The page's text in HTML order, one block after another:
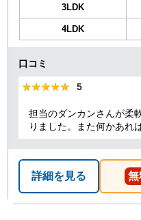
3LDK
4LDK
口コミ
★★★★★
★★★★★ 5
担当のダンカンさんが柔
りました。また何かあれ
詳細を見る 無